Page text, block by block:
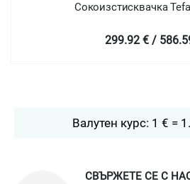
Сокоизстисквачка
299.92 € /
Валутен курс: 1 € =
СВЪРЖЕТЕ СЕ С